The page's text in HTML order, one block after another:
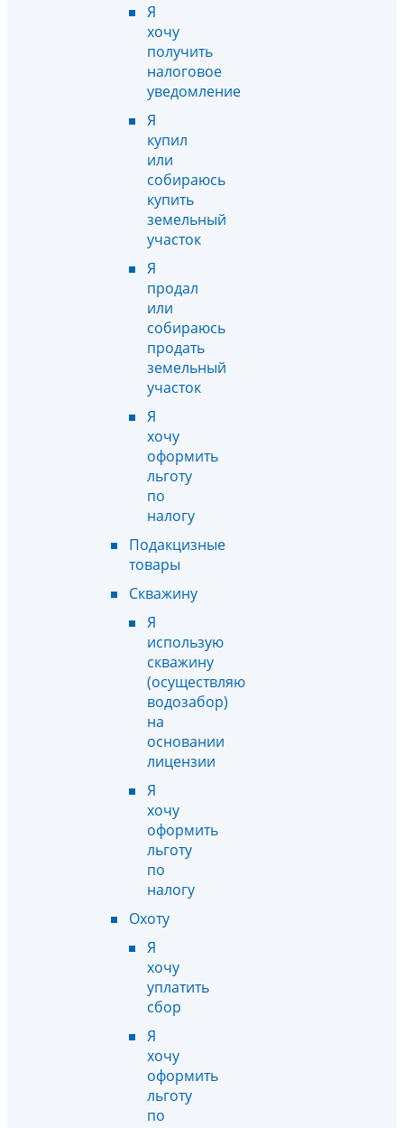
Я
хочу
получить
налоговое
уведомление
Я
купил
или
собираюсь
купить
земельный
участок
Я
продал
или
собираюсь
продать
земельный
участок
Я
хочу
оформить
льготу
по
налогу
Подакцизные
товары
Скважину
Я
использую
скважину
(осуществляю
водозабор)
на
основании
лицензии
Я
хочу
оформить
льготу
по
налогу
Охоту
Я
хочу
уплатить
сбор
Я
хочу
оформить
льготу
по